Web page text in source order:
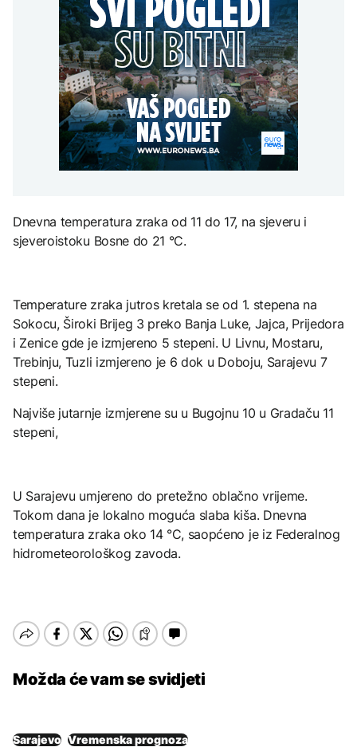
DRUŠTVO
Počela isplata penzija u
RS
Nuklearka Krško
smanjuje proizvodnju
zbog niskog vodostaja i
visokih temperatura
Save
Redovi na aerodromima i
graničnim prelazima u
EU: Koja je svrha EES
sistema ako se isključuje
čim je preopterećen?
BIZNIS
Skočile cijene nafte na
svjetskom tržištu, hoće li
se to odraziti na BiH
djece moraju platiti 942
miliona dolara
KULTURA
Rat i pijesak prijete
drevnim piramidama
Meroe u Sudanu
Rihanna radi na novom
albumu
Dnevna temperatura zraka od 11 do 17, na sjeveru i
sjeveroistoku Bosne do 21 °C.
Temperature zraka jutros kretala se od 1. stepena na
Sokocu, Široki Brijeg 3 preko Banja Luke, Jajca, Prijedora
i Zenice gde je izmjereno 5 stepeni. U Livnu, Mostaru,
Trebinju, Tuzli izmjereno je 6 dok u Doboju, Sarajevu 7
stepeni.
Najviše jutarnje izmjerene su u Bugojnu 10 u Gradaču 11
stepeni,
U Sarajevu umjereno do pretežno oblačno vrijeme.
Tokom dana je lokalno moguća slaba kiša. Dnevna
temperatura zraka oko 14 °C, saopćeno je iz Federalnog
hidrometeorološkog zavoda.
Možda će vam se svidjeti
Sarajevo Vremenska prognoza